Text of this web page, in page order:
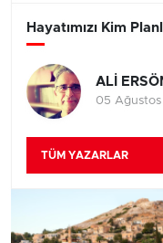
Hayatımızı Kim
ALİ
05
TÜM YAZARLAR